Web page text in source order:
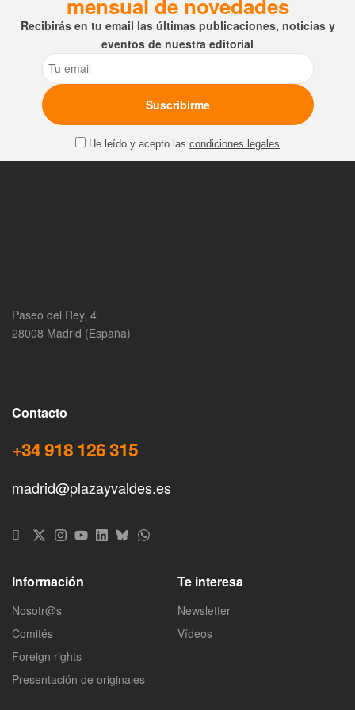
Recibirás en tu email las últimas publicaciones, noticias y
eventos de nuestra editorial
Email
He leído y acepto las condiciones legales
Paseo del Rey, 4
28008 Madrid (España)
Contacto
+34 918 126 315
madrid@plazayvaldes.es
Información
Nosotr@s
Comités
Foreign rights
Presentación de originales
Te interesa
Newsletter
Vídeos